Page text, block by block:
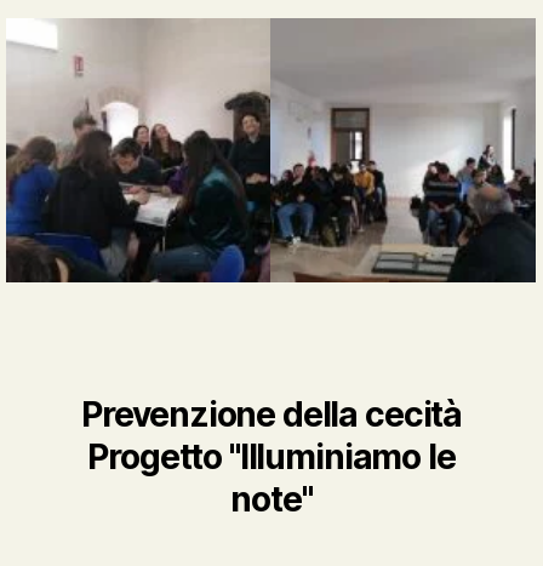
Prevenzione della cecità
Progetto "Illuminiamo le
note"